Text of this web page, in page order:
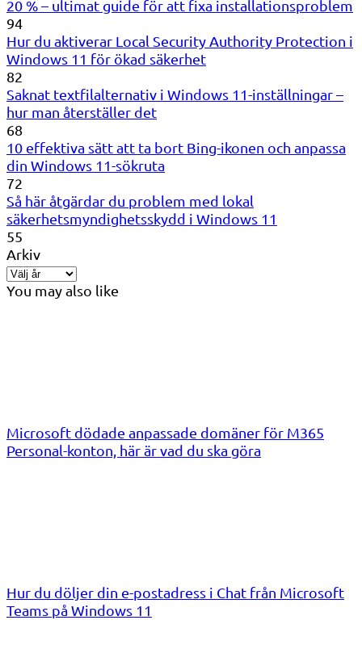
20 % – ultimat guide för att fixa installationsproblem
94
Hur du aktiverar Local Security Authority Protection i
Windows 11 för ökad säkerhet
82
Saknat textfilalternativ i Windows 11-inställningar –
hur man återställer det
68
10 effektiva sätt att ta bort Bing-ikonen och anpassa
din Windows 11-sökruta
72
Så här åtgärdar du problem med lokal
säkerhetsmyndighetsskydd i Windows 11
55
Arkiv
You may also like
Microsoft dödade anpassade domäner för M365
Personal-konton, här är vad du ska göra
Hur du döljer din e-postadress i Chat från Microsoft
Teams på Windows 11